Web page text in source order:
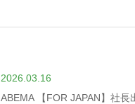
2026.03.16
ABEMA 【FOR JAPAN】社